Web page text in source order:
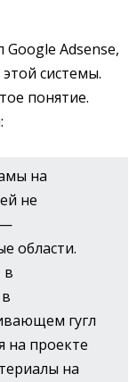
Adsense,
системы.
понятие.
на
не
—
области.
в
гугл
на проекте
на